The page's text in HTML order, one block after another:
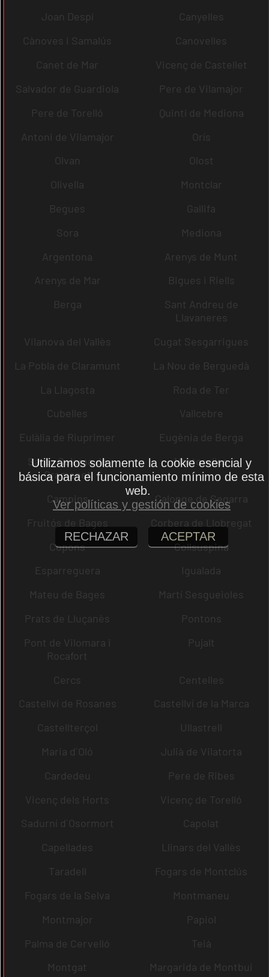
Joan Despí
Canyelles
Cànoves i Samalús
Canovelles
Canet de Mar
Vicenç de Castellet
Salvador de Guardiola
Pere de Vilamajor
Pere de Torelló
Quintí de Mediona
Antoni de Vilamajor
Orís
Olvan
Olost
Olivella
Montclar
Begues
Gallifa
Sora
Mediona
Argentona
Arenys de Munt
Arenys de Mar
Bigues i Riells
Berga
Sant Andreu de
Llavaneres
Vilanova del Vallès
Cugat Sesgarrigues
La Pobla de Claramunt
La Nou de Berguedà
La Llagosta
Roda de Ter
Cubelles
Vallcebre
Eulàlia de Riuprimer
Eugènia de Berga
Santa Coloma de
Gramenet
Martorelles
Campins
Calonge de Segarra
Fruitós de Bages
Corbera de Llobregat
Copons
Collsuspina
Esparreguera
Igualada
Mateu de Bages
Martí Sesgueioles
Prats de Lluçanès
Pontons
Pont de Vilomara i
Rocafort
Pujalt
Cercs
Centelles
Castellví de Rosanes
Castellví de la Marca
Castellterçol
Ullastrell
Maria d´Oló
Julià de Vilatorta
Cardedeu
Pere de Ribes
Vicenç dels Horts
Vicenç de Torelló
Sadurní d´Osormort
Capolat
Capellades
Llinars del Vallès
Taradell
Fogars de Montclús
Fogars de la Selva
Montmaneu
Montmajor
Papiol
Palma de Cervelló
Teià
Montgat
Margarida de Montbui
Utilizamos solamente la cookie esencial y
básica para el funcionamiento mínimo de esta
web.
Ver políticas y gestión de cookies
RECHAZAR ACEPTAR